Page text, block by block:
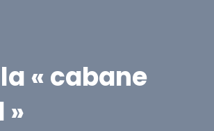
« cabane
»